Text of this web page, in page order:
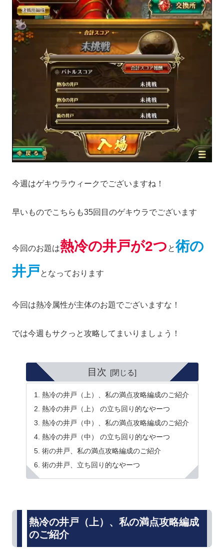
今週はゲキウラウィークでございますね！
早いものでこちらも35回目のゲキウラでございます
今回のお題は熱冷の井戸が2つ と術の
井戸となっております
今回は熱冷属性が主体のお題でございますな！
では今週もサクっと攻略してまいりましょう！
目次
熱冷の井戸（上）、私の満点攻略編成のご紹介
熱冷の井戸（上） の立ち回り的なやーつ
熱冷の井戸（中）、私の満点攻略編成のご紹介
熱冷の井戸（中） の立ち回り的なやーつ
術の井戸、私の満点攻略編成のご紹介
術の井戸、立ち回り的なやーつ
熱冷の井戸（上）、私の満点攻略編成
のご紹介